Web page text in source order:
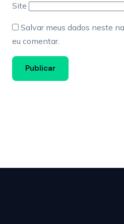
Site
Salvar meus dados neste
eu comentar.